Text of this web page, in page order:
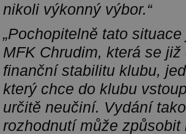
nikoli výkonný výbor.“
„Pochopitelně tato
MFK Chrudim, která se
finanční stabilitu klubu,
který chce do klubu
určitě neučiní. Vydání
rozhodnutí může